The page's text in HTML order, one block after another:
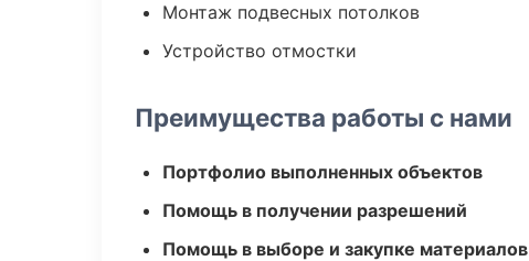
Монтаж подвесных потолков
Устройство отмостки
Преимущества работы с нами
Портфолио выполненных объектов
Помощь в получении разрешений
Помощь в выборе и закупке материалов